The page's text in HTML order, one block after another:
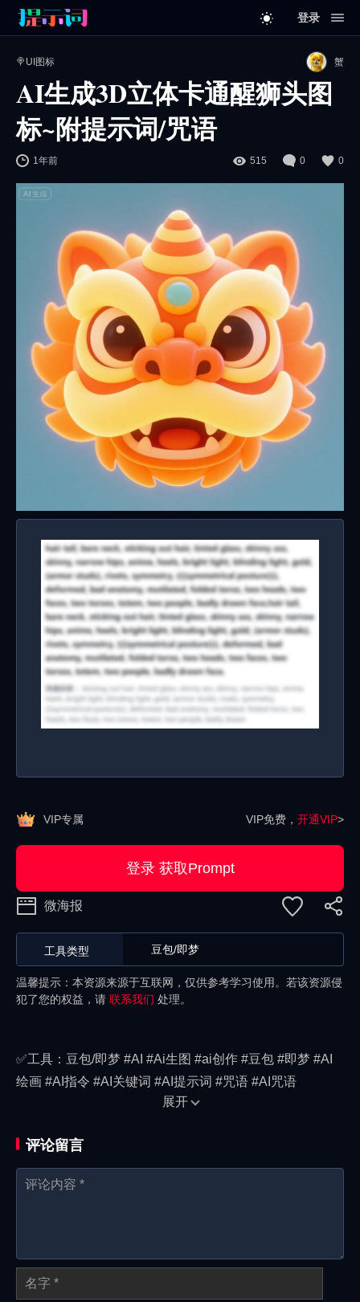
登录
🍭UI图标 蟹
AI生成3D立体卡通醒狮头图
标~附提示词/咒语
1年前 515 0 0
VIP专属 VIP免费， 开通VIP>
登录 获取Prompt
微海报
工具类型 豆包/即梦
温馨提示：本资源来源于互联网，仅供参考学习使用。若该资源侵
犯了您的权益，请 联系我们 处理。
✅工具：豆包/即梦 #AI #Ai生图 #ai创作 #豆包 #即梦 #AI
绘画 #AI指令 #AI关键词 #AI提示词 #咒语 #AI咒语
展开
评论留言